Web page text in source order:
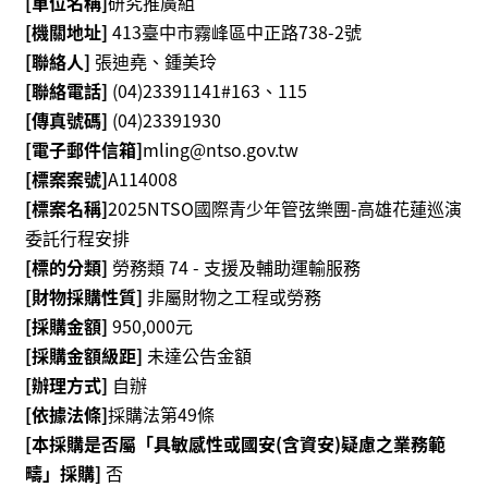
演
奏
廳
園
區
推
廣
活
動
出
版
便
民
[機關地址] 413臺中市霧峰區中正路738-2號
[聯絡人] 張迪堯、鍾美玲
[聯絡電話] (04)23391141#163、115
[傳真號碼] (04)23391930
[電子郵件信箱]mling@ntso.gov.tw
[標案案號]A114008
[標案名稱]2025NTSO國際青少年管弦樂團-高雄花蓮巡演
委託行程安排
[標的分類] 勞務類 74 - 支援及輔助運輸服務
[財物採購性質] 非屬財物之工程或勞務
[採購金額] 950,000元
[採購金額級距] 未達公告金額
[辦理方式] 自辦
[依據法條]採購法第49條
[本採購是否屬「具敏感性或國安(含資安)疑慮之業務範
疇」採購] 否